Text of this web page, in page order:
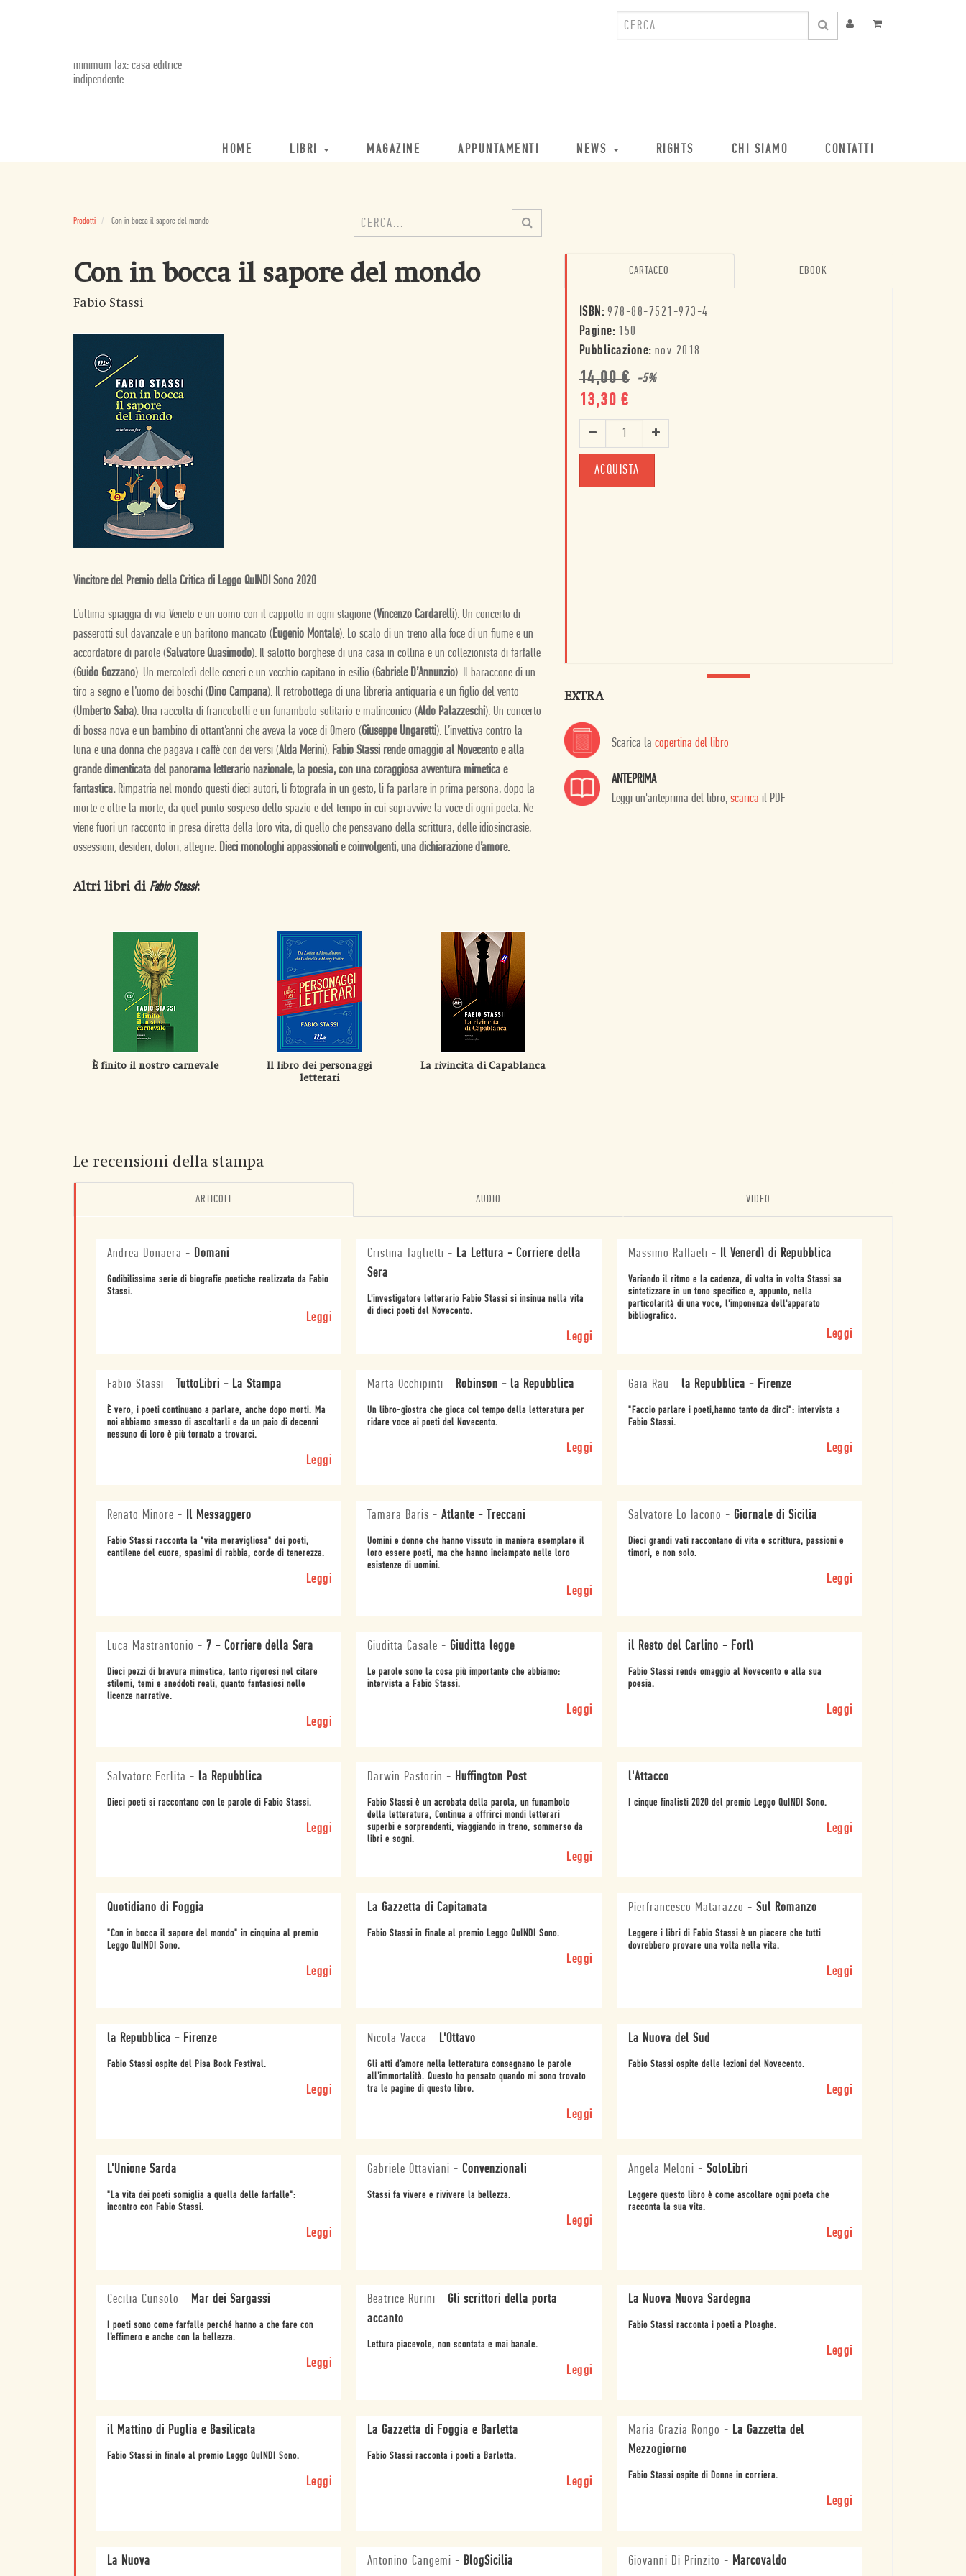
minimum fax: casa editrice
indipendente
HOME LIBRI MAGAZINE APPUNTAMENTI NEWS RIGHTS CHI SIAMO CONTATTI
Prodotti Con in bocca il sapore del mondo
Con in bocca il sapore del mondo
Fabio Stassi
Vincitore del Premio della Critica di Leggo QuINDI Sono 2020
L’ultima spiaggia di via Veneto e un uomo con il cappotto in ogni stagione (Vincenzo Cardarelli). Un concerto di
passerotti sul davanzale e un baritono mancato (Eugenio Montale). Lo scalo di un treno alla foce di un fiume e un
accordatore di parole (Salvatore Quasimodo). Il salotto borghese di una casa in collina e un collezionista di farfalle
(Guido Gozzano). Un mercoledì delle ceneri e un vecchio capitano in esilio (Gabriele D’Annunzio). Il baraccone di un
tiro a segno e l’uomo dei boschi (Dino Campana). Il retrobottega di una libreria antiquaria e un figlio del vento
(Umberto Saba). Una raccolta di francobolli e un funambolo solitario e malinconico (Aldo Palazzeschi). Un concerto
di bossa nova e un bambino di ottant’anni che aveva la voce di Omero (Giuseppe Ungaretti). L’invettiva contro la
luna e una donna che pagava i caffè con dei versi (Alda Merini). Fabio Stassi rende omaggio al Novecento e alla
grande dimenticata del panorama letterario nazionale, la poesia, con una coraggiosa avventura mimetica e
fantastica. Rimpatria nel mondo questi dieci autori, li fotografa in un gesto, li fa parlare in prima persona, dopo la
morte e oltre la morte, da quel punto sospeso dello spazio e del tempo in cui sopravvive la voce di ogni poeta. Ne
viene fuori un racconto in presa diretta della loro vita, di quello che pensavano della scrittura, delle idiosincrasie,
ossessioni, desideri, dolori, allegrie. Dieci monologhi appassionati e coinvolgenti, una dichiarazione d’amore.
CARTACEO EBOOK
ISBN: 978-88-7521-973-4
Pagine: 150
Pubblicazione: nov 2018
14,00€ -5%
13,30 €
ACQUISTA
EXTRA
Scarica la copertina del libro
ANTEPRIMA
Leggi un'anteprima del libro, scarica il PDF
Altri libri di Fabio Stassi:
È finito il nostro carnevale
Il libro dei personaggi
letterari
La rivincita di Capablanca
Le recensioni della stampa
ARTICOLI AUDIO VIDEO
Andrea Donaera - Domani
Godibilissima serie di biografie poetiche realizzata da Fabio
Stassi.
Leggi
Cristina Taglietti - La Lettura - Corriere della
Sera
L'investigatore letterario Fabio Stassi si insinua nella vita
di dieci poeti del Novecento.
Leggi
Massimo Raffaeli - Il Venerdì di Repubblica
Variando il ritmo e la cadenza, di volta in volta Stassi sa
sintetizzare in un tono specifico e, appunto, nella
particolarità di una voce, l'imponenza dell'apparato
bibliografico.
Leggi
Fabio Stassi - TuttoLibri - La Stampa
È vero, i poeti continuano a parlare, anche dopo morti. Ma
noi abbiamo smesso di ascoltarli e da un paio di decenni
nessuno di loro è più tornato a trovarci.
Leggi
Marta Occhipinti - Robinson - la Repubblica
Un libro-giostra che gioca col tempo della letteratura per
ridare voce ai poeti del Novecento.
Leggi
Gaia Rau - la Repubblica - Firenze
"Faccio parlare i poeti,hanno tanto da dirci": intervista a
Fabio Stassi.
Leggi
Renato Minore - Il Messaggero
Fabio Stassi racconta la "vita meravigliosa" dei poeti,
cantilene del cuore, spasimi di rabbia, corde di tenerezza.
Leggi
Tamara Baris -Atlante - Treccani
Uomini e donne che hanno vissuto in maniera esemplare il
loro essere poeti, ma che hanno inciampato nelle loro
esistenze di uomini.
Leggi
Salvatore Lo Iacono - Giornale di Sicilia
Dieci grandi vati raccontano di vita e scrittura, passioni e
timori, e non solo.
Leggi
Luca Mastrantonio - 7 - Corriere della Sera
Dieci pezzi di bravura mimetica, tanto rigorosi nel citare
stilemi, temi e aneddoti reali, quanto fantasiosi nelle
licenze narrative.
Leggi
Giuditta Casale - Giuditta legge
Le parole sono la cosa più importante che abbiamo:
intervista a Fabio Stassi.
Leggi
il Resto del Carlino - Forlì
Fabio Stassi rende omaggio al Novecento e alla sua
poesia.
Leggi
Salvatore Ferlita - la Repubblica
Dieci poeti si raccontano con le parole di Fabio Stassi.
Leggi
Darwin Pastorin - Huffington Post
Fabio Stassi è un acrobata della parola, un funambolo
della letteratura, Continua a offrirci mondi letterari
superbi e sorprendenti, viaggiando in treno, sommerso da
libri e sogni.
Leggi
l'Attacco
I cinque finalisti 2020 del premio Leggo QuINDI Sono.
Leggi
Quotidiano di Foggia
"Con in bocca il sapore del mondo" in cinquina al premio
Leggo QuINDI Sono.
Leggi
La Gazzetta di Capitanata
Fabio Stassi in finale al premio Leggo QuINDI Sono.
Leggi
Pierfrancesco Matarazzo - Sul Romanzo
Leggere i libri di Fabio Stassi è un piacere che tutti
dovrebbero provare una volta nella vita.
Leggi
la Repubblica - Firenze
Fabio Stassi ospite del Pisa Book Festival.
Leggi
Nicola Vacca - L'Ottavo
Gli atti d’amore nella letteratura consegnano le parole
all’immortalità. Questo ho pensato quando mi sono trovato
tra le pagine di questo libro.
Leggi
La Nuova del Sud
Fabio Stassi ospite delle lezioni del Novecento.
Leggi
L'Unione Sarda
"La vita dei poeti somiglia a quella delle farfalle":
incontro con Fabio Stassi.
Leggi
Gabriele Ottaviani -Convenzionali
Stassi fa vivere e rivivere la bellezza.
Leggi
Angela Meloni - SoloLibri
Leggere questo libro è come ascoltare ogni poeta che
racconta la sua vita.
Leggi
Cecilia Cunsolo - Mar dei Sargassi
I poeti sono come farfalle perché hanno a che fare con
l’effimero e anche con la bellezza.
Leggi
Beatrice Rurini - Gli scrittori della porta
accanto
Lettura piacevole, non scontata e mai banale.
Leggi
La Nuova Nuova Sardegna
Fabio Stassi racconta i poeti a Ploaghe.
Leggi
il Mattino di Puglia e Basilicata
Fabio Stassi in finale al premio Leggo QuINDI Sono.
Leggi
La Gazzetta di Foggia e Barletta
Fabio Stassi racconta i poeti a Barletta.
Leggi
Maria Grazia Rongo - La Gazzetta del
Mezzogiorno
Fabio Stassi ospite di Donne in corriera.
Leggi
La Nuova Antonino Cangemi - BlogSicilia Giovanni Di Prinzito - Marcovaldo